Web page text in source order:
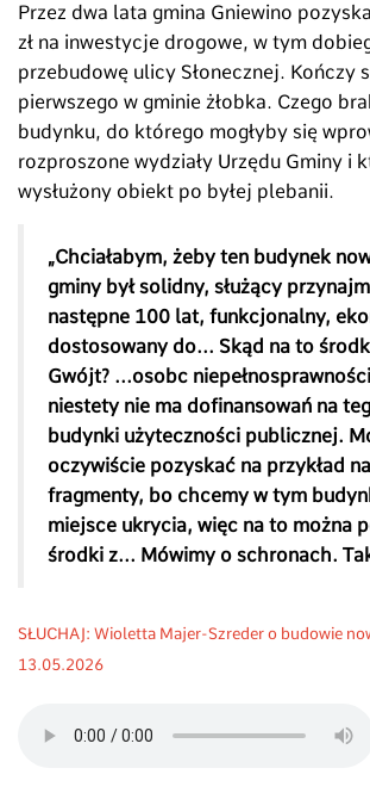
Przez dwa lata gmina Gniewino
zł na inwestycje drogowe, w tym
przebudowę ulicy Słonecznej. Kończy
pierwszego w gminie żłobka. Czego
budynku, do którego mogłyby się
rozproszone wydziały Urzędu Gminy i
wysłużony obiekt po byłej plebanii.
„Chciałabym, żeby ten budynek
gminy był solidny, służący
następne 100 lat, funkcjonalny,
dostosowany do... Skąd na to
Gwójt? ...osobc
niestety nie ma dofinansowań na
budynki użyteczności publicznej.
oczywiście pozyskać na przykład
fragmenty, bo chcemy w tym
miejsce ukrycia, więc na to można
środki z... Mówimy o schronach.
SŁUCHAJ: Wioletta Majer-Szreder o budowie
13.05.2026